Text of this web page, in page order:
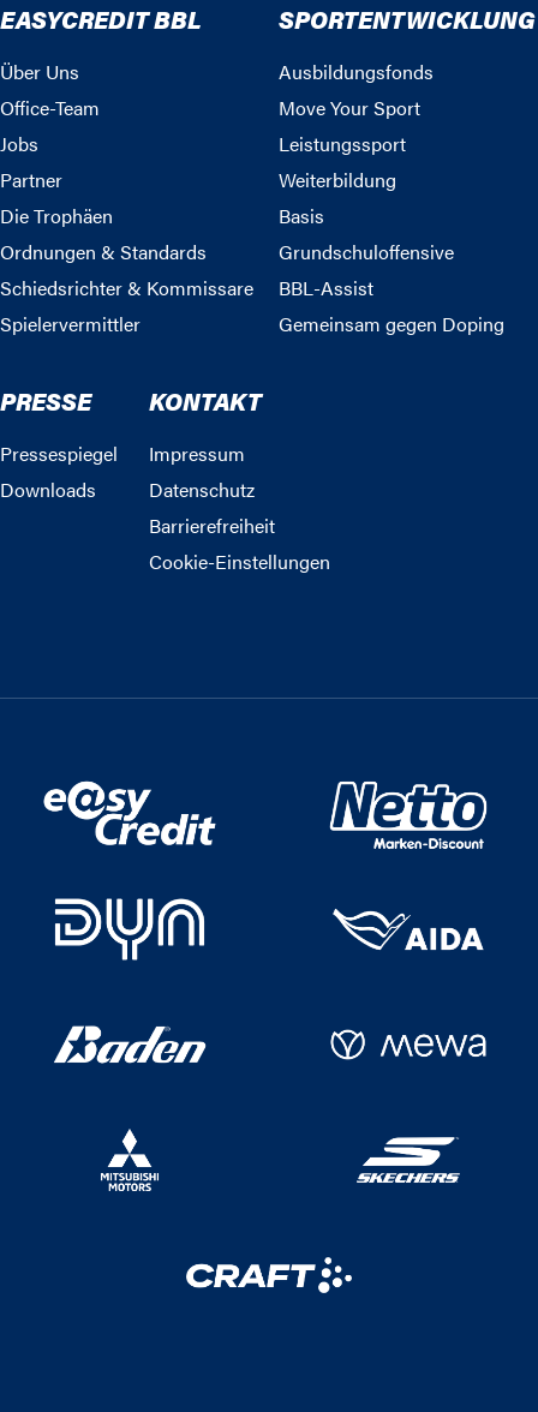
EASYCREDIT BBL
Über Uns
Office-Team
Jobs
Partner
Die Trophäen
Ordnungen & Standards
Schiedsrichter & Kommissare
Spielervermittler
SPORTENTWICKLUNG
Ausbildungsfonds
Move Your Sport
Leistungssport
Weiterbildung
Basis
Grundschuloffensive
BBL-Assist
Gemeinsam gegen Doping
PRESSE
Pressespiegel
Downloads
KONTAKT
Impressum
Datenschutz
Barrierefreiheit
Cookie-Einstellungen